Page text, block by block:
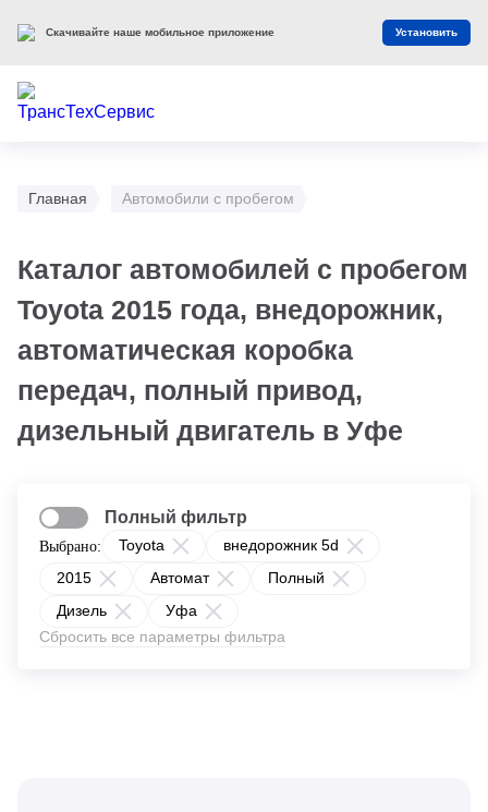
Главная Автомобили с пробегом
Каталог автомобилей с пробегом
Toyota 2015 года, внедорожник,
автоматическая коробка
передач, полный привод,
дизельный двигатель в Уфе
Выбрано: Toyota
внедорожник 5d
2015
Автомат
Полный
Дизель
Уфа
Сбросить все параметры фильтра
Полный фильтр
Скачивайте наше мобильное приложение Установить